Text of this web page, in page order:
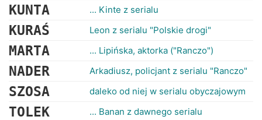
KUNTA ... Kinte z serialu
KURAŚ Leon z serialu "Polskie drogi"
MARTA ... Lipińska, aktorka ("Ranczo")
NADER Arkadiusz, policjant z serialu "Ranczo"
SZOSA daleko od niej w serialu obyczajowym
TOLEK ... Banan z dawnego serialu